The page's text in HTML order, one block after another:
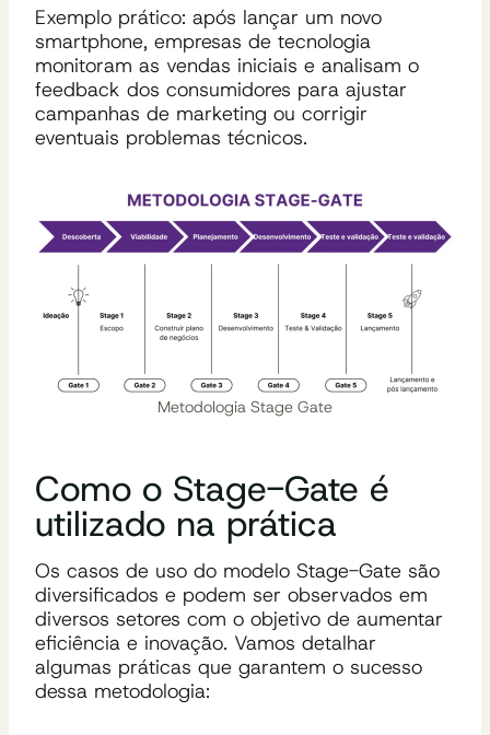
Exemplo prático: após lançar um novo
smartphone, empresas de tecnologia
monitoram as vendas iniciais e analisam o
feedback dos consumidores para ajustar
campanhas de marketing ou corrigir
eventuais problemas técnicos.
Metodologia Stage Gate
Como o Stage-Gate é
utilizado na prática
Os casos de uso do modelo Stage-Gate são
diversificados e podem ser observados em
diversos setores com o objetivo de aumentar
eficiência e inovação. Vamos detalhar
algumas práticas que garantem o sucesso
dessa metodologia: